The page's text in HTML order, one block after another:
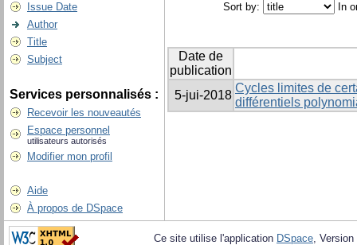
Issue Date
Author
Title
Subject
Services personnalisés :
Recevoir les nouveautés
Espace personnel
utilisateurs autorisés
Modifier mon profil
Aide
À propos de DSpace
Sort by: In
Date de
publication
5-jui-2018
Cycles limites de
différentiels
Ce site utilise l'application DSpace,